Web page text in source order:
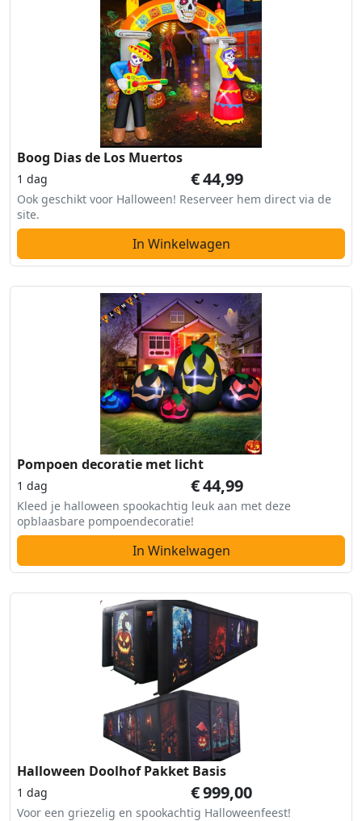
Boog Dias de Los Muertos
1 dag €44,99
Ook geschikt voor Halloween! Reserveer hem direct via de
site.
In Winkelwagen
Pompoen decoratie met licht
1 dag €44,99
Kleed je halloween spookachtig leuk aan met deze
opblaasbare pompoendecoratie!
In Winkelwagen
Halloween Doolhof Pakket Basis
1 dag €999,00
Voor een griezelig en spookachtig Halloweenfeest!